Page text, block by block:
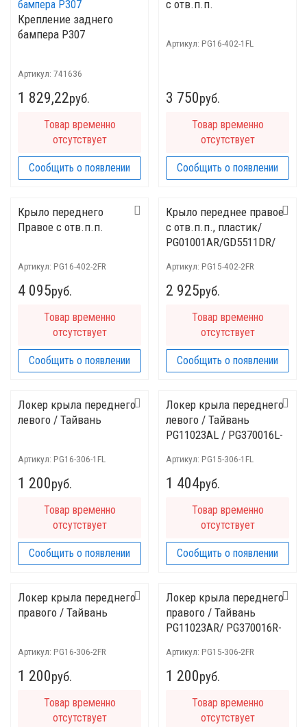
Крепление заднего
бампера Р307
Артикул: 741636
1 829,22руб.
Товар временно
отсутствует
Сообщить о появлении
с отв.п.п.
Артикул: PG16-402-1FL
3 750руб.
Товар временно
отсутствует
Сообщить о появлении
Крыло переднего
Правое с отв.п.п.
Артикул: PG16-402-2FR
4 095руб.
Товар временно
отсутствует
Сообщить о появлении
Крыло переднее правое
с отв.п.п., пластик/
PG01001AR/GD5511DR/
Артикул: PG15-402-2FR
2 925руб.
Товар временно
отсутствует
Сообщить о появлении
Локер крыла переднего
левого / Тайвань
Артикул: PG16-306-1FL
1 200руб.
Товар временно
отсутствует
Сообщить о появлении
Локер крыла переднего
левого / Тайвань
PG11023AL / PG370016L-
Артикул: PG15-306-1FL
1 404руб.
Товар временно
отсутствует
Сообщить о появлении
Локер крыла переднего
правого / Тайвань
Артикул: PG16-306-2FR
1 200руб.
Товар временно
отсутствует
Локер крыла переднего
правого / Тайвань
PG11023AR/ PG370016R-
Артикул: PG15-306-2FR
1 200руб.
Товар временно
отсутствует